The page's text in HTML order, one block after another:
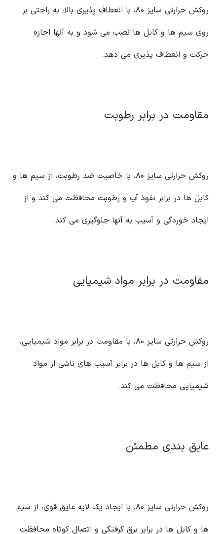
روکش حرارتی سایز ۸۰، با انعطاف پذیری بالا، به راحتی بر
روی سیم ها و کابل ها نصب می شود و به آنها اجازه
حرکت و انعطاف پذیری می دهد.
مقاومت در برابر رطوبت
روکش حرارتی سایز ۸۰، با خاصیت ضد رطوبت، از سیم ها و
کابل ها در برابر نفوذ آب و رطوبت محافظت می کند و از
ایجاد خوردگی و آسیب به آنها جلوگیری می کند.
مقاومت در برابر مواد شیمیایی
روکش حرارتی سایز ۸۰، با مقاومت در برابر مواد شیمیایی،
از سیم ها و کابل ها در برابر آسیب های ناشی از مواد
شیمیایی محافظت می کند.
عایق بندی مطمئن
روکش حرارتی سایز ۸۰، با ایجاد یک لایه عایق قوی، از سیم
ها و کابل ها در برابر برق گرفتگی و اتصال کوتاه محافظت